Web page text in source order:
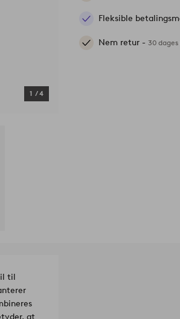
1 /4
Fleksible
Nem retur -30
til
at